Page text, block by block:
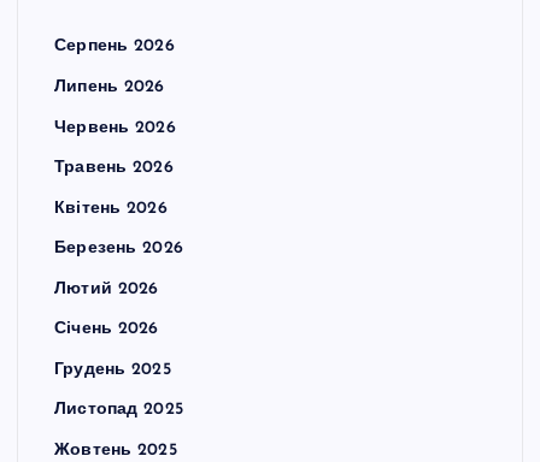
Серпень 2026
Липень 2026
Червень 2026
Травень 2026
Квітень 2026
Березень 2026
Лютий 2026
Січень 2026
Грудень 2025
Листопад 2025
Жовтень 2025